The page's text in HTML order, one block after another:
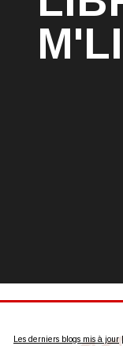
Les derniers blogs mis à jour